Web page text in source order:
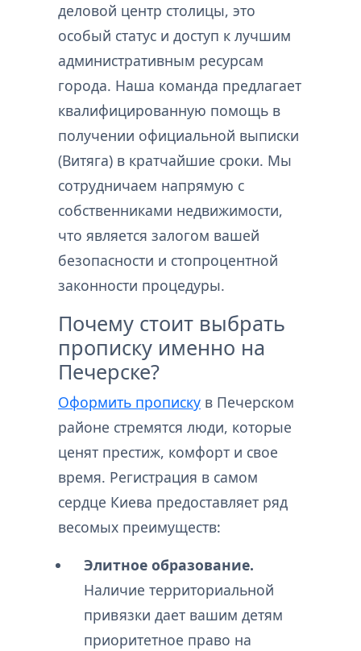
деловой центр столицы, это
особый статус и доступ к лучшим
административным ресурсам
города. Наша команда предлагает
квалифицированную помощь в
получении официальной выписки
(Витяга) в кратчайшие сроки. Мы
сотрудничаем напрямую с
собственниками недвижимости,
что является залогом вашей
безопасности и стопроцентной
законности процедуры.
Почему стоит выбрать
прописку именно на
Печерске?
Оформить прописку в Печерском
районе стремятся люди, которые
ценят престиж, комфорт и свое
время. Регистрация в самом
сердце Киева предоставляет ряд
весомых преимуществ:
Элитное образование.
Наличие территориальной
привязки дает вашим детям
приоритетное право на